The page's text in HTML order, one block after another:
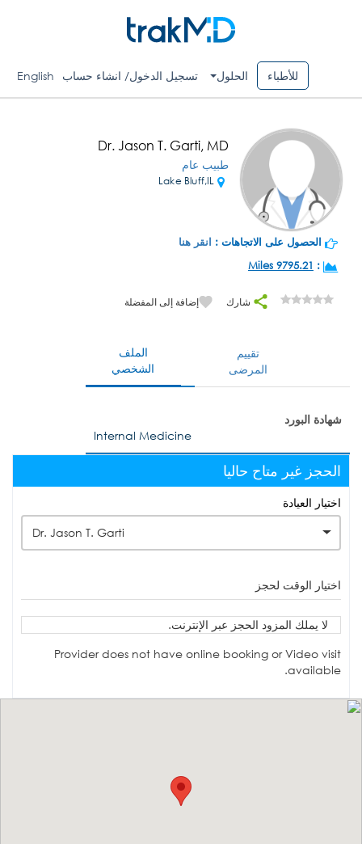
للأطباء الحلول تسجيل الدخول/ انشاء حساب English
Dr. Jason T. Garti, MD
طبيب عام
الحصول على الاتجاهات : انقر هنا
:
9795.21 Miles
شارك إضافة إلى المفضلة
الملف
الشخصي
تقييم
المرضى
شهادة البورد
Internal Medicine
الحجز غير متاح حاليا
اختيار العيادة
Dr. Jason T. Garti
اختيار الوقت لحجز
لا يملك المزود الحجز عبر الإنترنت.
Provider does not have online booking or Video visit
available.